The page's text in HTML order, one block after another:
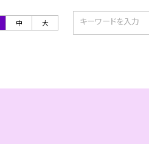
中 大